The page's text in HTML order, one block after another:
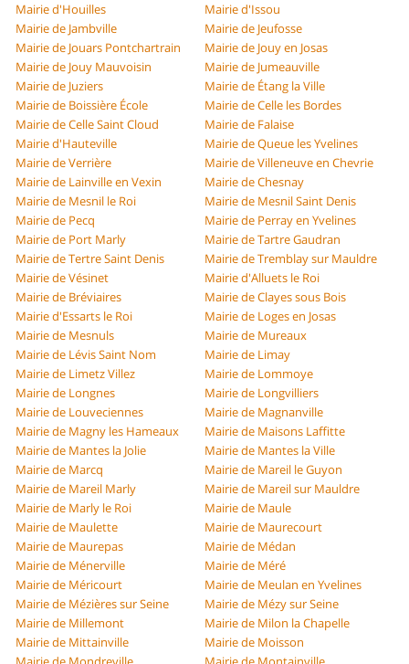
Mairie d'Houilles
Mairie d'Issou
Mairie de Jambville
Mairie de Jeufosse
Mairie de Jouars Pontchartrain
Mairie de Jouy en Josas
Mairie de Jouy Mauvoisin
Mairie de Jumeauville
Mairie de Juziers
Mairie de Étang la Ville
Mairie de Boissière École
Mairie de Celle les Bordes
Mairie de Celle Saint Cloud
Mairie de Falaise
Mairie d'Hauteville
Mairie de Queue les Yvelines
Mairie de Verrière
Mairie de Villeneuve en Chevrie
Mairie de Lainville en Vexin
Mairie de Chesnay
Mairie de Mesnil le Roi
Mairie de Mesnil Saint Denis
Mairie de Pecq
Mairie de Perray en Yvelines
Mairie de Port Marly
Mairie de Tartre Gaudran
Mairie de Tertre Saint Denis
Mairie de Tremblay sur Mauldre
Mairie de Vésinet
Mairie d'Alluets le Roi
Mairie de Bréviaires
Mairie de Clayes sous Bois
Mairie d'Essarts le Roi
Mairie de Loges en Josas
Mairie de Mesnuls
Mairie de Mureaux
Mairie de Lévis Saint Nom
Mairie de Limay
Mairie de Limetz Villez
Mairie de Lommoye
Mairie de Longnes
Mairie de Longvilliers
Mairie de Louveciennes
Mairie de Magnanville
Mairie de Magny les Hameaux
Mairie de Maisons Laffitte
Mairie de Mantes la Jolie
Mairie de Mantes la Ville
Mairie de Marcq
Mairie de Mareil le Guyon
Mairie de Mareil Marly
Mairie de Mareil sur Mauldre
Mairie de Marly le Roi
Mairie de Maule
Mairie de Maulette
Mairie de Maurecourt
Mairie de Maurepas
Mairie de Médan
Mairie de Ménerville
Mairie de Méré
Mairie de Méricourt
Mairie de Meulan en Yvelines
Mairie de Mézières sur Seine
Mairie de Mézy sur Seine
Mairie de Millemont
Mairie de Milon la Chapelle
Mairie de Mittainville
Mairie de Moisson